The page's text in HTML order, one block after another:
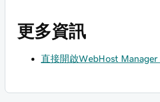
更多資訊
直接開啟WebHost Manager